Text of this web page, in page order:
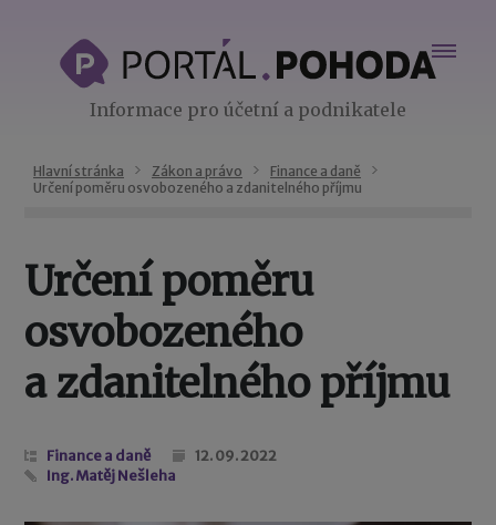
Informace pro účetní a podnikatele
Hlavní stránka Zákon a právo
Finance a daně
Určení poměru osvobozeného a zdanitelného příjmu
Určení poměru
osvobozeného
a zdanitelného příjmu
Finance a daně
12. 09. 2022
Ing. Matěj Nešleha